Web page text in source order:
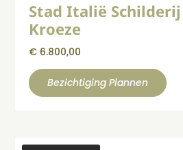
Stad Italië
Kroeze
€ 6.800,00
Bezichtiging Plannen